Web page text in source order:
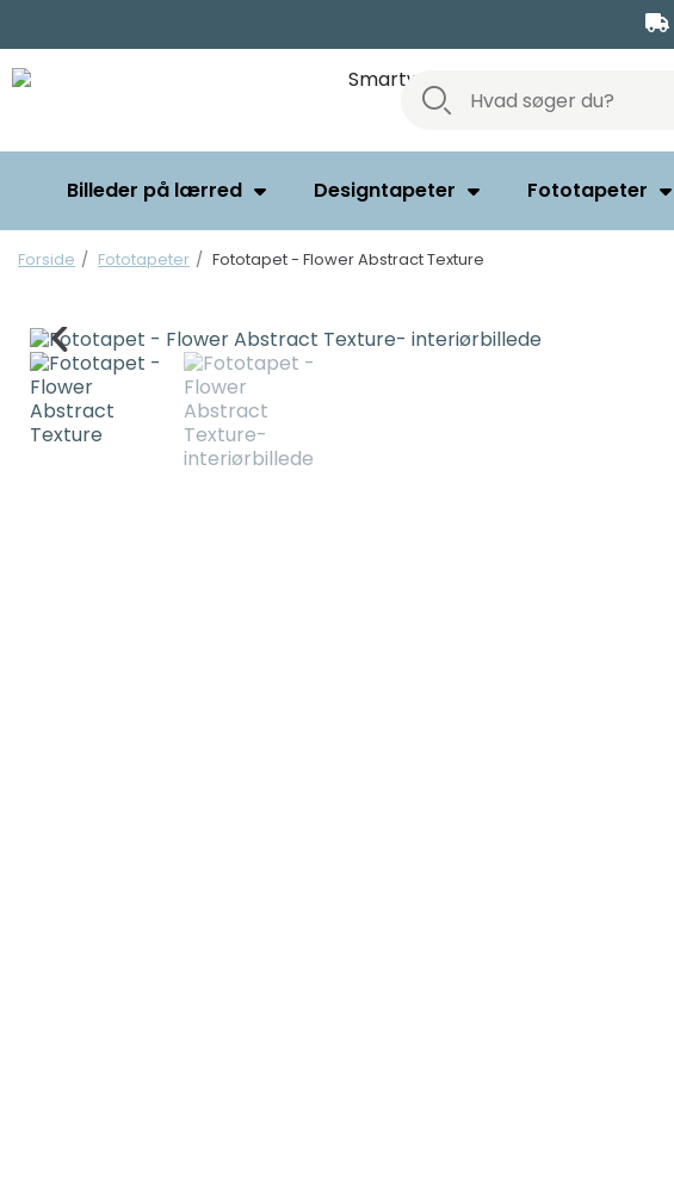
Billeder på lærred Designtapeter Fototapeter
Forside Fototapeter Fototapet - Flower Abstract Texture